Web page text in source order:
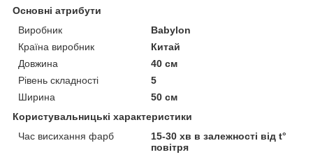
Основні атрибути
Виробник
Babylon
Країна виробник
Китай
Довжина
40 см
Рівень складності
5
Ширина
50 см
Користувальницькі характеристики
Час висихання фарб
15-30 хв в залежності від t°
повітря